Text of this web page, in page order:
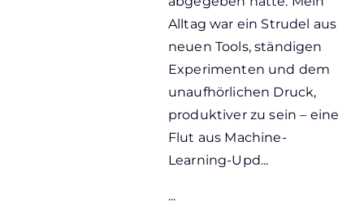
Alltag war ein Strudel aus
neuen Tools, ständigen
Experimenten und dem
unaufhörlichen Druck,
produktiver zu sein – eine
Flut aus Machine-
Learning-Upd...
...